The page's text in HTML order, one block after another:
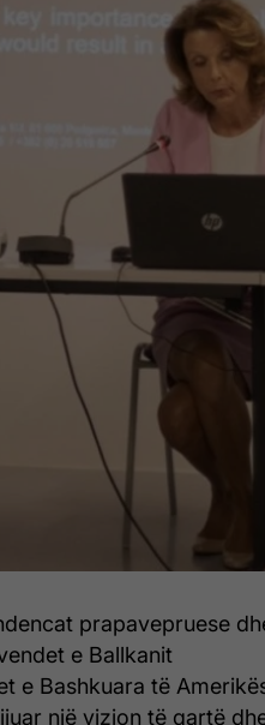
prapavepruese
e Ballkanit
e Bashkuara të
një vizion të qartë